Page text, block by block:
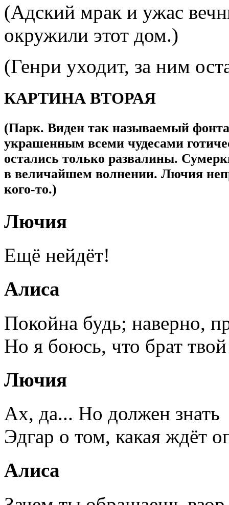
(Адский мрак и ужас
окружили этот дом.)
(Генри уходит, за ним
КАРТИНА ВТОРАЯ
(Парк. Виден так называемый
украшенным всеми чудесами
остались только развалины.
в величайшем волнении. Лючия
кого-то.)
Лючия
Ещё нейдёт!
Алиса
Покойна будь; наверно,
Но я боюсь, что брат
Лючия
Ах, да... Но должен знать
Эдгар о том, какая ждёт
Алиса